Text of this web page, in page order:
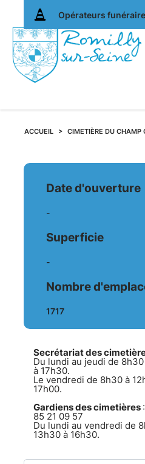
Opérateurs
ACCUEIL CIMETIÈRE DU CHAMP
Fiche
du
Fiche
de
de
du
Champ
Chardon
Date d'ouverture
-
Superficie
-
Nombre
1717
Secrétariat des
Du lundi au jeudi de
à 17h30.
Le vendredi de 8h30 à
17h00.
Gardiens des cimetières
85 21 09 57
Du lundi au vendredi de
13h30 à 16h30.